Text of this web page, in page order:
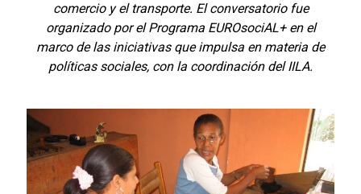
comercio y el transporte. El conversatorio fue
organizado por el Programa EUROsociAL+ en el
marco de las iniciativas que impulsa en materia de
políticas sociales, con la coordinación del IILA.